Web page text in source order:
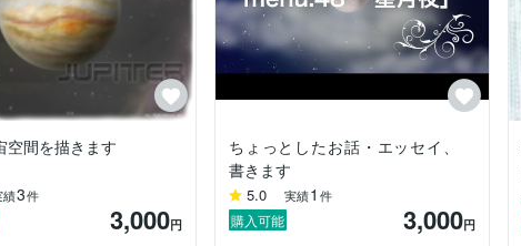
ドバイザー資格取得
ード・コーヒーカードを絶賛勉強中！
て頂きたく思いますので、よろしくお願いします。
みながら取り組む！」
サー！
、お気に留めて頂ければ幸いです☆
空間を描きます
績3件
3,000円
ちょっとしたお話・エッセイ、
書きます
5.0 実績1 件
購入可能 3,000円